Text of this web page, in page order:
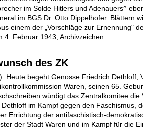
im Solde Hitlers und Adenauers^
im BGS Dr. Otto Dippelhofer. Blättern
einem der „Vorschläge zur Ernennung"
4. Februar 1943, Archivzeichen ...
des ZK
Heute begeht Genosse Friedrich Dethloff,
Waren, seinen 65.
würdigt das Zentralkomitee die
Dethloff im Kampf gegen den Faschismus,
Errichtung der antifaschistisch-
der Stadt Waren und im Kampf für die